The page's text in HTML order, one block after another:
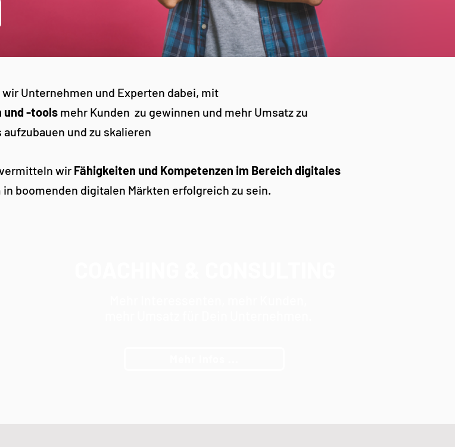
Unternehmen und Experten dabei, mit
und -tools mehr Kunden zu gewinnen und mehr Umsatz zu
und zu skalieren
wir Fähigkeiten und Kompetenzen im Bereich digitales
in boomenden digitalen Märkten erfolgreich zu sein.